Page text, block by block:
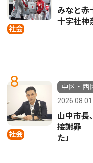
社会
みなと
十字社神
8
社会
中区・西
2026.08.01
山中市長
接謝罪
た」